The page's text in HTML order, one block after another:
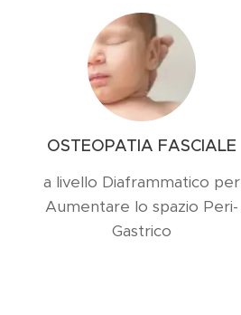
OSTEOPATIA FASCIALE
a livello Diaframmatico per
Aumentare lo spazio Peri-
Gastrico